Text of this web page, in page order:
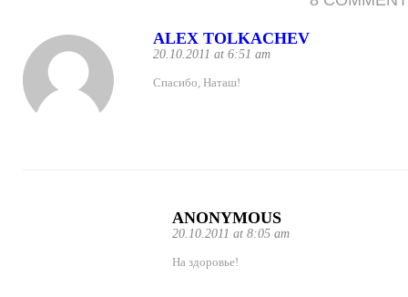
ALEX TOLKACHEV
20.10.2011 at 6:51 am
Спасибо, Наташ!
ANONYMOUS
20.10.2011 at 8:05 am
На здоровье!